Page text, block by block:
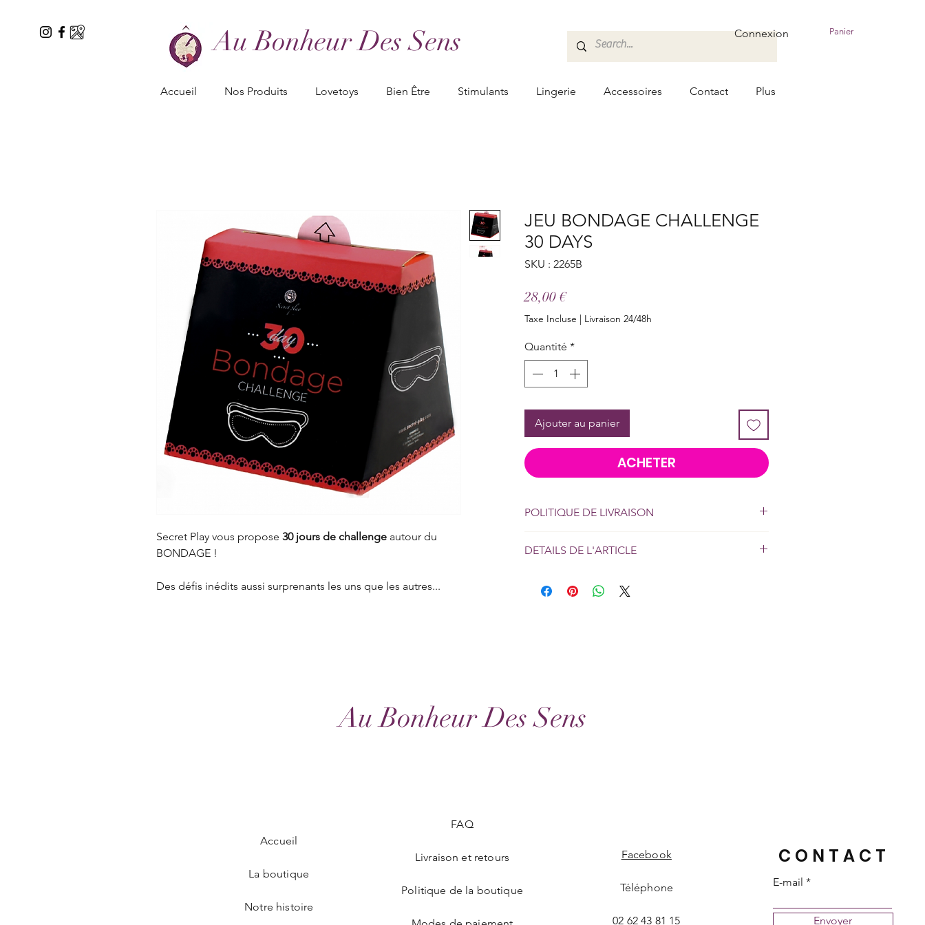
Panier
Connexion
Au Bonheur Des Sens
Accueil Nos Produits Lovetoys Bien Être Stimulants Lingerie Accessoires Contact Plus
Secret Play vous propose 30 jours de challenge autour du
BONDAGE !
Des défis inédits aussi surprenants les uns que les autres...
JEU BONDAGE CHALLENGE
30 DAYS
SKU : 2265B
28,00 €Prix
Taxe Incluse | Livraison 24/48h
Quantité *
Ajouter au panier
ACHETER
POLITIQUE DE LIVRAISON
ASSUREE
DETAILS DE L'ARTICLE
Il est important qu'avant de jouer, les conditions de
Au Bonheur Des Sens
Accueil
La boutique
Notre histoire
FAQ
Livraison et retours
Politique de la boutique
Facebook
Téléphone
02 62 43 81 15
CONTACT
E-mail
Envoyer